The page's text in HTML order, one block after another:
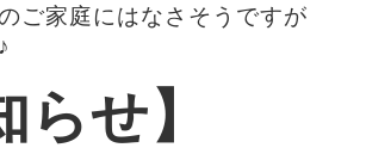
ご家庭にはなさそうですが
らせ】